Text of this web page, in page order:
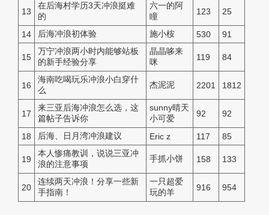
13
在后海村学历3天冲浪挺难
的
六一的阿
瞳
123 25
14 后海冲浪初体验 施小桉 530 91
15
万宁冲浪两小时内能够站板
的新手经验分享
晶晶哆来
咪
119 84
16
海南吃喝玩乐冲浪小白穿什
么
杰泥泥 2201 1812
17
来三亚后海冲浪怎么选，这
篇帖子告诉你
sunny晴天
小可爱
92 92
18 后海、日月湾冲浪建议 Eric z 117 85
19
本人惨痛教训，说说三亚冲
浪的注意事项
手抓小饼 158 133
20
连续两天冲浪！分享一些新
手指南！
一只超爱
玩的羊
916 954